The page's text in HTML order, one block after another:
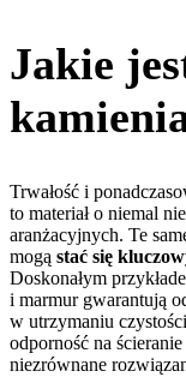
Jakie
Trwałość i
to materiał o niemal
aranżacyjnych. Te
mogą stać się
Doskonałym
i marmur gwarantują
w utrzymaniu
odporność na
niezrównane